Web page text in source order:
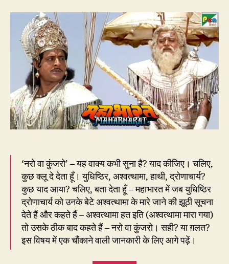
वा
कुंजरो’
का
ज़िक्र
महाभारत
में
नहीं
तो
कहाँ
है?
‘नरो वा कुंजरो’ – यह वाक्य कभी सुना है? याद कीजिए। चलिए,
कुछ क्लू दे देता हूँ। युधिष्ठिर, अश्वत्थामा, हाथी, द्रोणाचार्य?
कुछ याद आया? चलिए, बता देता हूँ – महाभारत में जब युधिष्ठिर
द्रोणाचार्य को उनके बेटे अश्वत्थामा के मारे जाने की झूठी सूचना
देते हैं और कहते हैं – अश्वत्थामा हत इति (अश्वत्थामा मारा गया)
तो उसके ठीक बाद कहते हैं – नरो वा कुंजरो। सही? या ग़लत?
इस विषय में एक चौंकाने वाली जानकारी के लिए आगे पढ़ें।